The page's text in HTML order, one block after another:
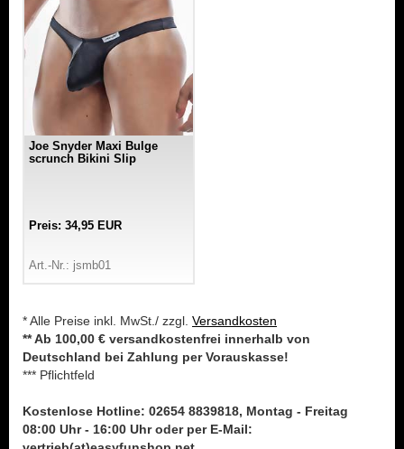
Joe Snyder Maxi Bulge
scrunch Bikini Slip
Preis: 34,95 EUR
Art.-Nr.: jsmb01
* Alle Preise inkl. MwSt./ zzgl. Versandkosten
** Ab 100,00 € versandkostenfrei innerhalb von
Deutschland bei Zahlung per Vorauskasse!
*** Pflichtfeld
Kostenlose Hotline: 02654 8839818, Montag - Freitag
08:00 Uhr - 16:00 Uhr oder per E-Mail: